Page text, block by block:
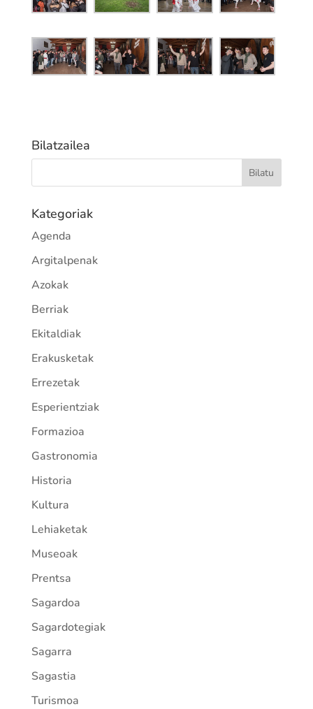
Bilatzailea
Kategoriak
Agenda
Argitalpenak
Azokak
Berriak
Ekitaldiak
Erakusketak
Errezetak
Esperientziak
Formazioa
Gastronomia
Historia
Kultura
Lehiaketak
Museoak
Prentsa
Sagardoa
Sagardotegiak
Sagarra
Sagastia
Turismoa